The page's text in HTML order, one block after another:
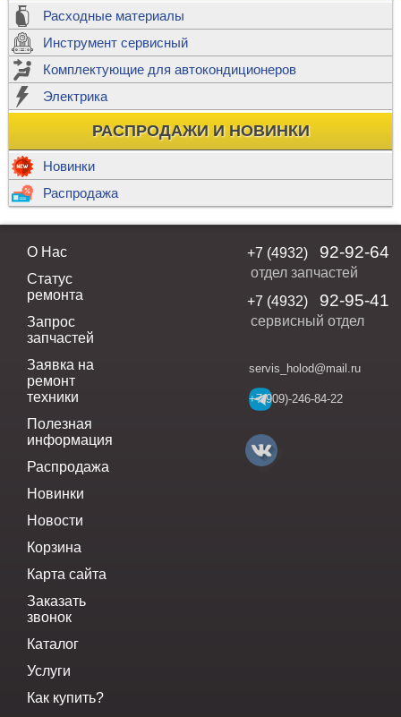
Расходные материалы
Инструмент сервисный
Комплектующие для автокондиционеров
Электрика
РАСПРОДАЖИ И НОВИНКИ
Новинки
Распродажа
О Нас
Статус
ремонта
Запрос
запчастей
Заявка на
ремонт
техники
Полезная
информация
Распродажа
Новинки
Новости
Корзина
Карта сайта
Заказать
звонок
Каталог
Услуги
Как купить?
+7 (4932) 92-92-64
отдел запчастей
+7 (4932)
92-95-41
сервисный отдел
servis_holod@mail.ru
+7(909)-246-84-22